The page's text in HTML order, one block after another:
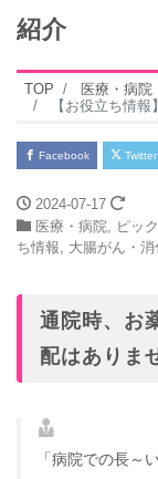
紹介
TOP
医療・病院
【お役立ち情報】薬局へ立
Facebook Twitter
2024-07-17
医療・病院, ピッ
ち情報, 大腸がん・
通院時、お
配はありま
「病院での長～